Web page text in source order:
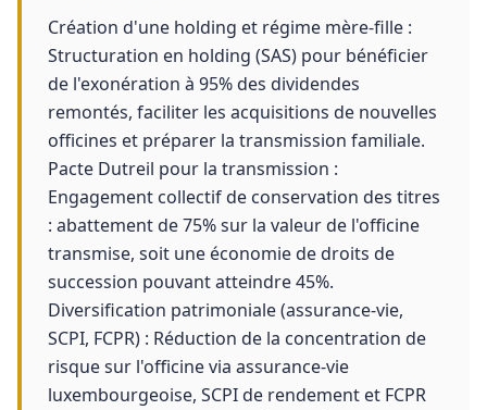
Création d'une holding et régime mère-fille :
Structuration en holding (SAS) pour bénéficier
de l'exonération à 95% des dividendes
remontés, faciliter les acquisitions de nouvelles
officines et préparer la transmission familiale.
Pacte Dutreil pour la transmission :
Engagement collectif de conservation des titres
: abattement de 75% sur la valeur de l'officine
transmise, soit une économie de droits de
succession pouvant atteindre 45%.
Diversification patrimoniale (assurance-vie,
SCPI, FCPR) : Réduction de la concentration de
risque sur l'officine via assurance-vie
luxembourgeoise, SCPI de rendement et FCPR